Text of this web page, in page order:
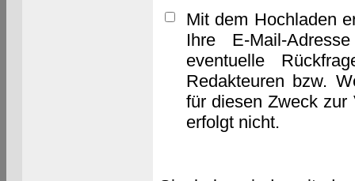
Mit dem Hochladen
Ihre E-Mail-
eventuelle
Redakteuren bzw.
für diesen Zweck zur
erfolgt nicht.